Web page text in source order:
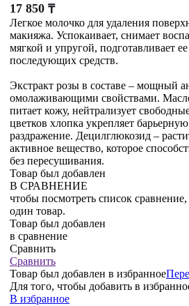
17 850 ₸
Легкое молочко для удаления
макияжа. Успокаивает, снимает
мягкой и упругой, подготавливает
последующих средств.
Экстракт розы в составе – мощный
омолаживающими свойствами.
питает кожу, нейтрализует
цветков хлопка укрепляет
раздражение. Децилглюкозид –
активное вещество, которое
без пересушивания.
Товар был добавлен
В СРАВНЕНИЕ
чтобы посмотреть список
один товар.
Товар был добавлен
в сравнение
Сравнить
Сравнить
Товар был добавлен в избранное
Для того, чтобы добавить в
В избранное